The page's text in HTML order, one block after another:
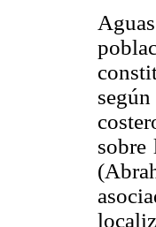
sobre